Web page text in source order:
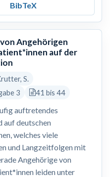
BibTeX
Angehörigen
auf der
S.
3
41 bis 44
auftretendes
auf deutschen
welches viele
und Langzeitfolgen mit
Angehörige von
leiden unter